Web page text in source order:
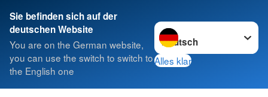
Sie befinden sich auf der
deutschen Website
You are on the German website,
you can use the switch to switch to
the English one
Sprache wechseln zu
Alles klar